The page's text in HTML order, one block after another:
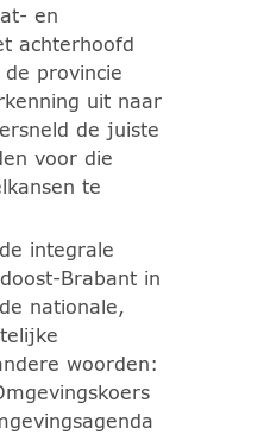
en
achterhoofd
provincie
uit naar
de juiste
voor die
te
integrale
Brabant in
nationale,
woorden: